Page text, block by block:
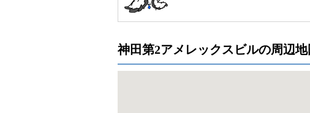
神田第2アメレックスビルの周辺地